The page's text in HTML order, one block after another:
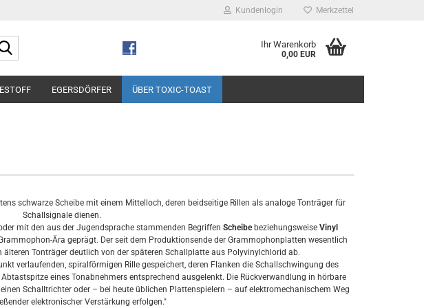
Kundenlogin Merkzettel
Ihr Warenkorb
0,00 EUR
EGERSDÖRFER ÜBER TOXIC-TOAST
schwarze Scheibe mit einem Mittelloch, deren beidseitige Rillen als analoge Tonträger für
Schallsignale dienen.
mit den aus der Jugendsprache stammenden BegriffenScheibe beziehungsweiseVinyl
Ära geprägt. Der seit dem Produktionsende der Grammophonplatten wesentlich
Tonträger deutlich von der späteren Schallplatte aus Polyvinylchlorid ab.
verlaufenden, spiralförmigen Rille gespeichert, deren Flanken die Schallschwingung des
eines Tonabnehmers entsprechend ausgelenkt. Die Rückverwandlung in hörbare
Schalltrichter oder – bei heute üblichen Plattenspielern – auf elektromechanischem Weg
elektronischer Verstärkung erfolgen."